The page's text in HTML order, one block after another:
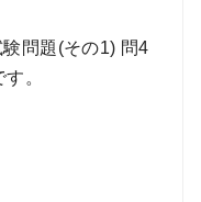
問題(その1) 問4
。